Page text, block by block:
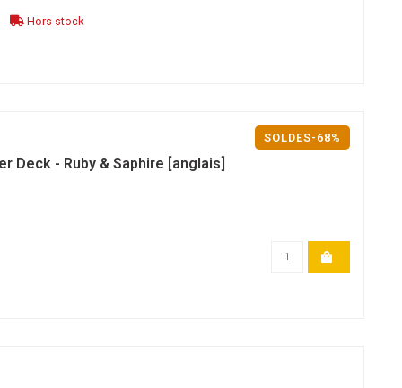
Hors stock
SOLDES-68%
Deck - Ruby & Saphire [anglais]